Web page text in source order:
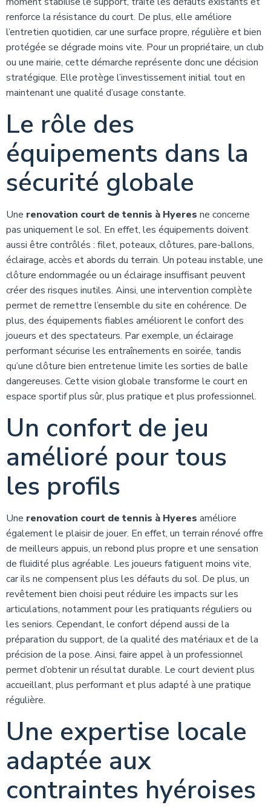
renforce la résistance du court. De plus, elle améliore
l’entretien quotidien, car une surface propre, régulière et bien
protégée se dégrade moins vite. Pour un propriétaire, un club
ou une mairie, cette démarche représente donc une décision
stratégique. Elle protège l’investissement initial tout en
maintenant une qualité d’usage constante.
Le rôle des
équipements dans la
sécurité globale
Une renovation court de tennis à Hyeres ne concerne
pas uniquement le sol. En effet, les équipements doivent
aussi être contrôlés : filet, poteaux, clôtures, pare-ballons,
éclairage, accès et abords du terrain. Un poteau instable, une
clôture endommagée ou un éclairage insuffisant peuvent
créer des risques inutiles. Ainsi, une intervention complète
permet de remettre l’ensemble du site en cohérence. De
plus, des équipements fiables améliorent le confort des
joueurs et des spectateurs. Par exemple, un éclairage
performant sécurise les entraînements en soirée, tandis
qu’une clôture bien entretenue limite les sorties de balle
dangereuses. Cette vision globale transforme le court en
espace sportif plus sûr, plus pratique et plus professionnel.
Un confort de jeu
amélioré pour tous
les profils
Une renovation court de tennis à Hyeres améliore
également le plaisir de jouer. En effet, un terrain rénové offre
de meilleurs appuis, un rebond plus propre et une sensation
de fluidité plus agréable. Les joueurs fatiguent moins vite,
car ils ne compensent plus les défauts du sol. De plus, un
revêtement bien choisi peut réduire les impacts sur les
articulations, notamment pour les pratiquants réguliers ou
les seniors. Cependant, le confort dépend aussi de la
préparation du support, de la qualité des matériaux et de la
précision de la pose. Ainsi, faire appel à un professionnel
permet d’obtenir un résultat durable. Le court devient plus
accueillant, plus performant et plus adapté à une pratique
régulière.
Une expertise locale
adaptée aux
contraintes hyéroises